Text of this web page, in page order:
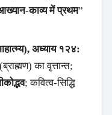
काव्य में प्रथम”
अध्याय १२४:
का वृत्तान्त;
; कवित्व-सिद्धि